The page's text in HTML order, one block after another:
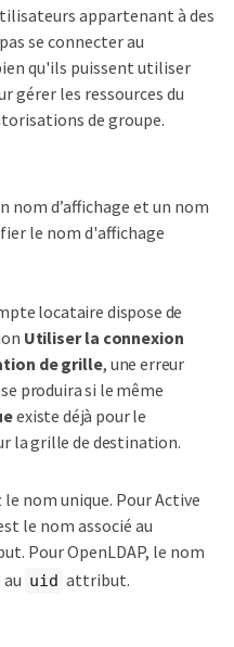
appartenant à des
se connecter au
qu'ils puissent utiliser
gérer les ressources du
de groupe.
nom d’affichage et un nom
le nom d'affichage
locataire dispose de
Utiliser la connexion
de grille, une erreur
produira si le même
existe déjà pour le
la grille de destination.
le nom unique. Pour Active
le nom associé au
Pour OpenLDAP, le nom
uid attribut.